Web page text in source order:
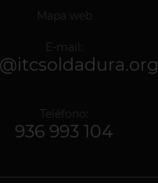
Mapa web
E-mail:
Teléfono:
936 993 104